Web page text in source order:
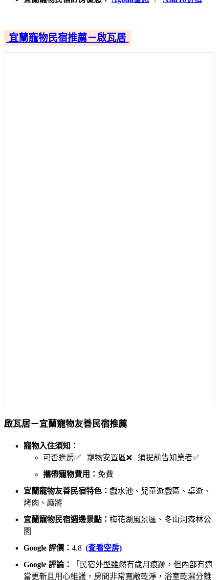
宜蘭寵物民宿推薦－啟瓦居
啟瓦居－宜蘭寵物友善民宿推薦
寵物入住須知：
可否進房✅ 寵物安置區❌ 須提前告知業者✅
攜帶寵物費用： 免費
宜蘭寵物友善民宿特色： 戲水池、兒童遊戲區、桌遊、
烤肉、麻將
宜蘭寵物民宿週邊景點： 梅花湖風景區、冬山河森林公
園
Google 評價： 4.8 (查看空房)
Google 評論：
「民宿外型雖然有歲月痕跡，但內部有適
當更新且用心維護，房間非常寬敞乾淨，浴室乾濕分離